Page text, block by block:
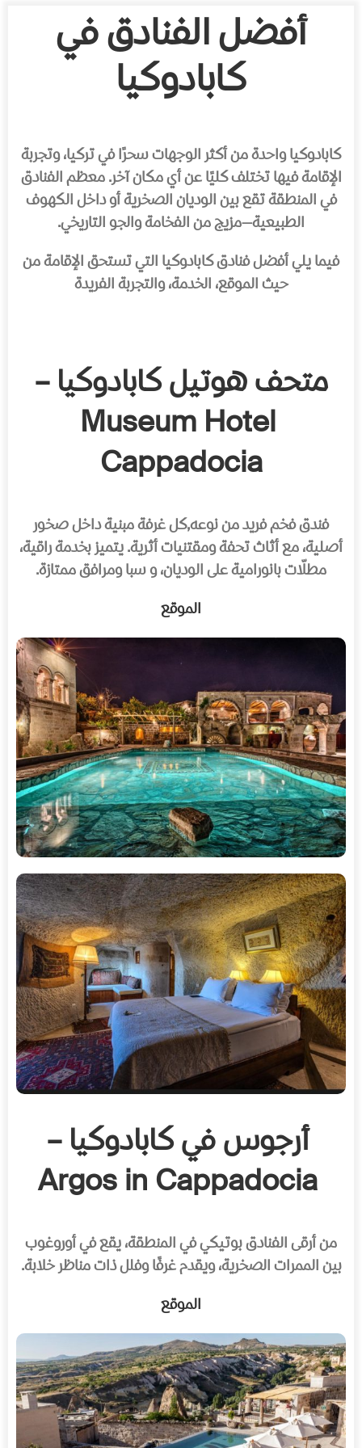
أفضل الفنادق في
كابادوكيا
كابادوكيا واحدة من أكثر الوجهات سحرًا في تركيا، وتجربة
الإقامة فيها تختلف كليًا عن أي مكان آخر. معظم الفنادق
في المنطقة تقع بين الوديان الصخرية أو داخل الكهوف
الطبيعية—مزيج من الفخامة والجو التاريخي.
فيما يلي أفضل فنادق كابادوكيا التي تستحق الإقامة من
حيث الموقع، الخدمة، والتجربة الفريدة
متحف هوتيل كابادوكيا –
Museum Hotel
Cappadocia
فندق فخم فريد من نوعه,كل غرفة مبنية داخل صخور
أصلية، مع أثاث تحفة ومقتنيات أثرية. يتميز بخدمة راقية،
مطلّات بانورامية على الوديان، و سبا ومرافق ممتازة.
الموقع
أرجوس في كابادوكيا –
Argos in Cappadocia
من أرقى الفنادق بوتيكي في المنطقة، يقع في أوروغوب
بين الممرات الصخرية، ويقدم غرفًا وفلل ذات مناظر خلابة.
الموقع